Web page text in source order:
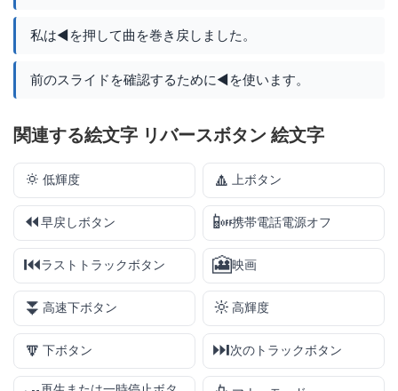
私は◀️を押して曲を巻き戻しました。
前のスライドを確認するために◀️を使います。
関連する絵文字 リバースボタン 絵文字
🔅 低輝度 🔼 上ボタン
⏪早戻しボタン 📴携帯電話電源オフ
⏮️ラストトラックボタン 🎦映画
⏬ 高速下ボタン 🔆 高輝度
🔽 下ボタン ⏭️次のトラックボタン